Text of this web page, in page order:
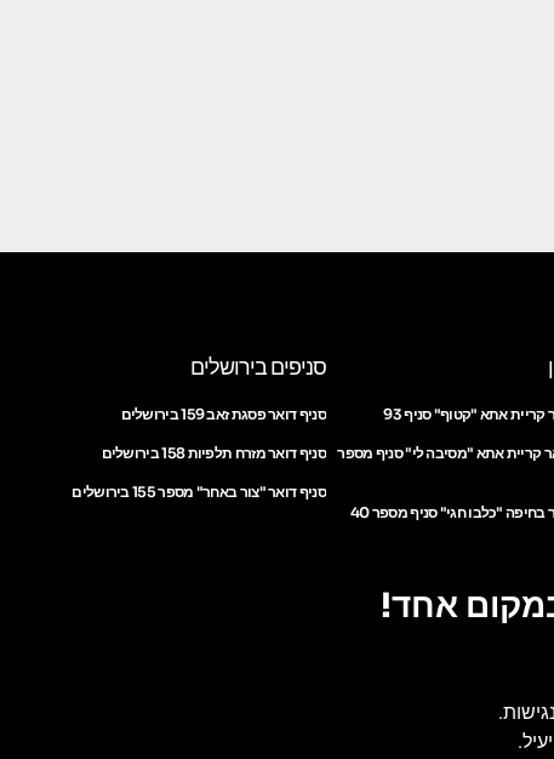
קריית אתא "קטוף" סניף 93
קריית אתא "מסיבה לי" סניף מספר
בחיפה "כלבו חגי" סניף מספר 40
סניפים בירושלים
סניף דואר פסגת זאב 159 בירושלים
סניף דואר מזרח תלפיות 158 בירושלים
סניף דואר "צור באחר" מספר 155 בירושלים
אחד!